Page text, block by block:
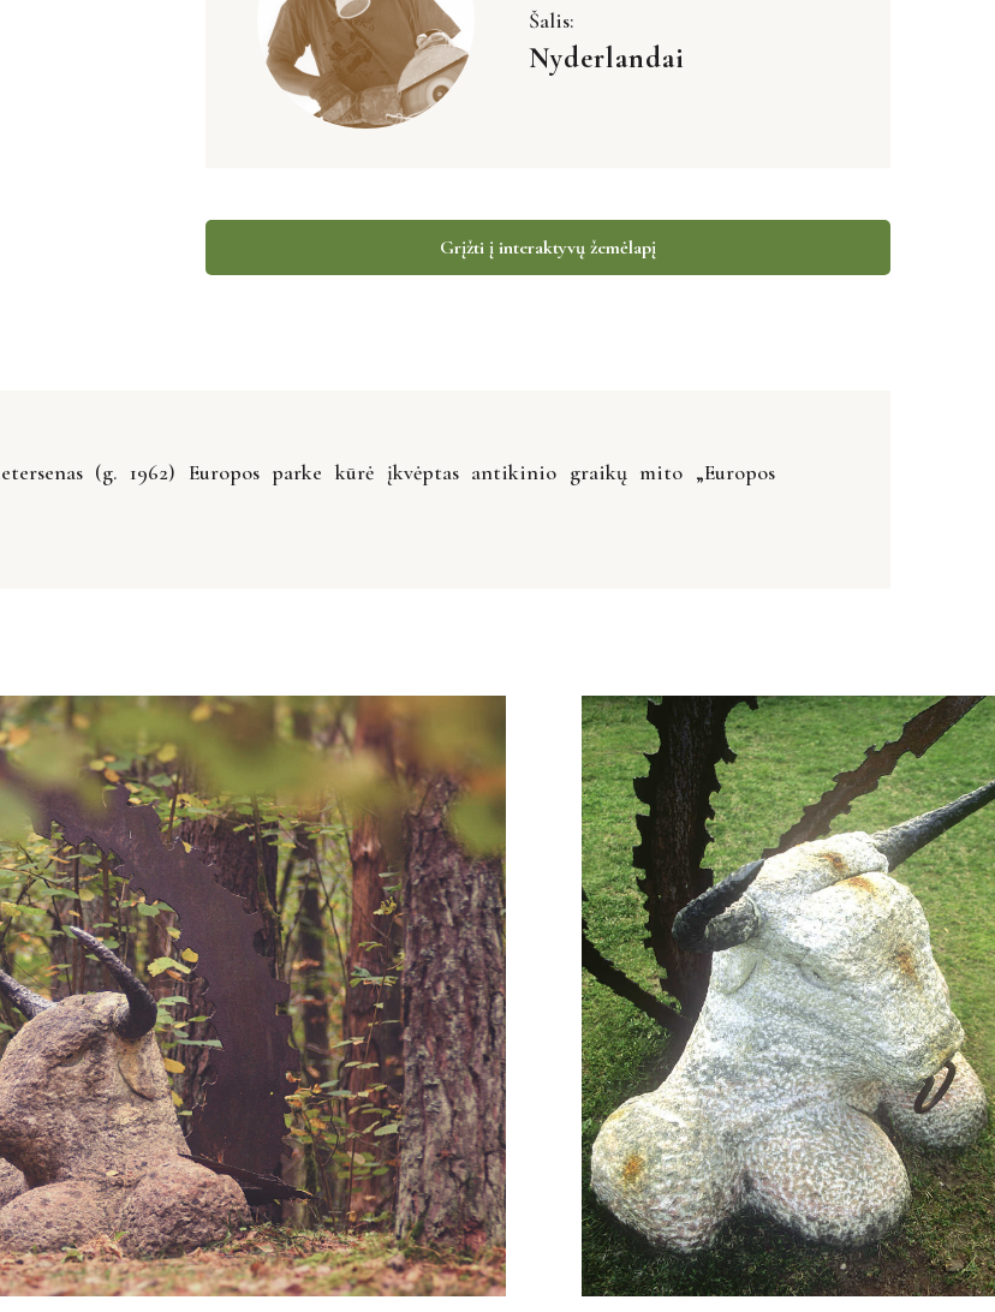
Šalis:
Nyderlandai
Grįžti į interaktyvų žemėlapį
(g. 1962) Europos parke kūrė įkvėptas antikinio graikų mito „Europos